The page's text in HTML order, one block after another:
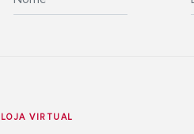
LOJA VIRTUAL